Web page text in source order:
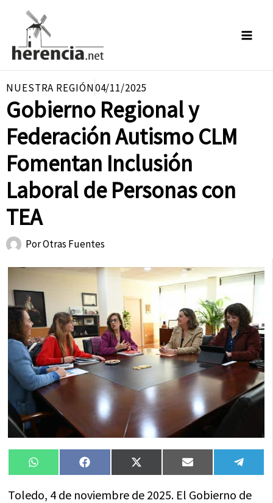
contenido
NUESTRA REGIÓN04/11/2025
Gobierno Regional y
Federación Autismo CLM
Fomentan Inclusión
Laboral de Personas con
TEA
PorOtras Fuentes
Compartir
en
WhatsAppCompartir
en
FacebookCompartir
en
X
(Twitter)
Compartir
en
Email
en
Toledo, 4 de noviembre de 2025. El Gobierno de